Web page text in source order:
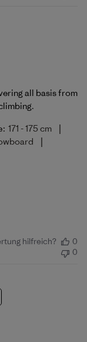
all basis from
171 - 175 cm |
|
hilfreich?
0
0